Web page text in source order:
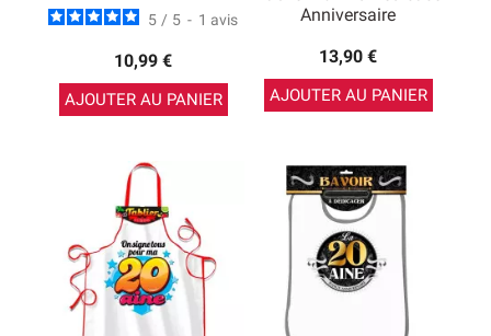
5 / 5 - 1 avis
10,99 €
AJOUTER AU PANIER
Anniversaire
13,90 €
AJOUTER AU PANIER